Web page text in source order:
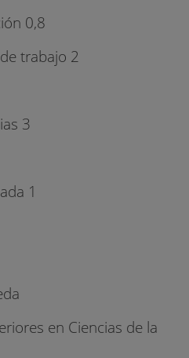
0,8
trabajo 2
3
1
en Ciencias de la